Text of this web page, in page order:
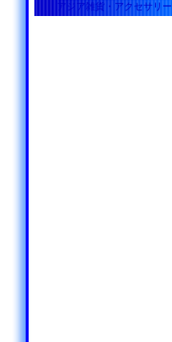
アジア雑貨・アクセサリー